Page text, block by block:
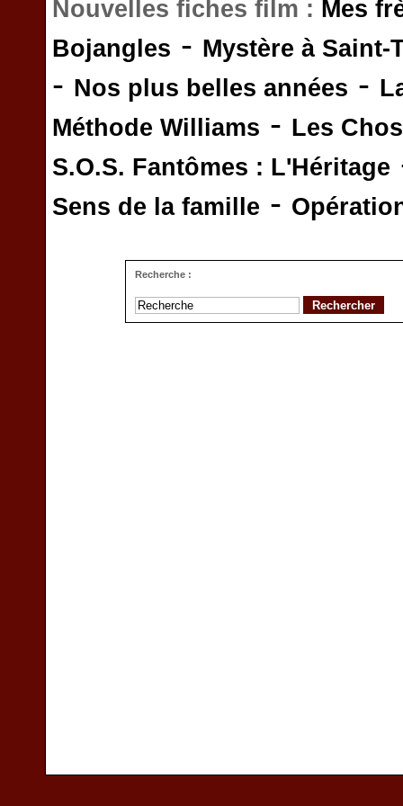
Nouvelles fiches film : Mes
Bojangles - Mystère à Saint-
- Nos plus belles années -
Méthode Williams - Les
S.O.S. Fantômes : L'Héritage
Sens de la famille -
Recherche :